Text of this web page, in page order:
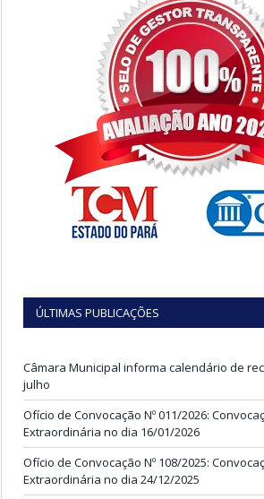
ÚLTIMAS PUBLICAÇÕES
Câmara Municipal informa calendário de
julho
Ofício de Convocação Nº 011/2026:
Extraordinária no dia 16/01/2026
Ofício de Convocação Nº 108/2025:
Extraordinária no dia 24/12/2025